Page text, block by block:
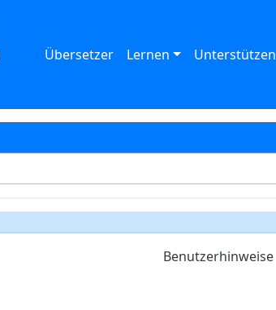
Übersetzer Lernen Unterstützen
Benutzerhinweise